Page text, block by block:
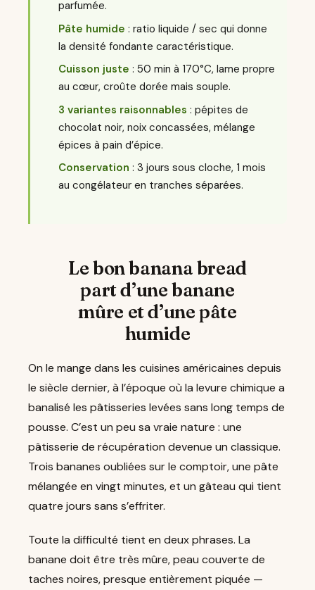
parfumée.
Pâte humide : ratio liquide / sec qui donne
la densité fondante caractéristique.
Cuisson juste : 50 min à 170°C, lame propre
au cœur, croûte dorée mais souple.
3 variantes raisonnables : pépites de
chocolat noir, noix concassées, mélange
épices à pain d’épice.
Conservation : 3 jours sous cloche, 1 mois
au congélateur en tranches séparées.
Le bon banana bread
part d’une banane
mûre et d’une pâte
humide
On le mange dans les cuisines américaines depuis
le siècle dernier, à l’époque où la levure chimique a
banalisé les pâtisseries levées sans long temps de
pousse. C’est un peu sa vraie nature : une
pâtisserie de récupération devenue un classique.
Trois bananes oubliées sur le comptoir, une pâte
mélangée en vingt minutes, et un gâteau qui tient
quatre jours sans s’effriter.
Toute la difficulté tient en deux phrases. La
banane doit être très mûre, peau couverte de
taches noires, presque entièrement piquée —